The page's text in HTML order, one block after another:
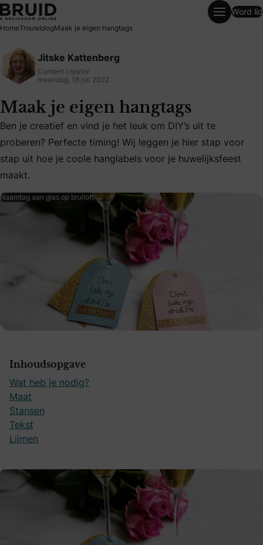
Maak je eigen hangtags
Word lid
HomeTrouwblogMaak je eigen hangtags
Jitske Kattenberg
Content creator
maandag, 18 juli 2022
Maak je eigen hangtags
Ben je creatief en vind je het leuk om DIY’s uit te
Ben je creatief en vind je het leuk om DIY’s uit te
proberen? Perfecte timing! Wij leggen je hier stap voor
stap uit hoe je coole hanglabels voor je huwelijksfeest
maakt.
Naamtag aan glas op bruiloft
Inhoudsopgave
Wat heb je nodig?
Maat
Stansen
Tekst
Lijmen